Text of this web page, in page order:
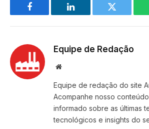
Facebook LinkedIn Twitter
Equipe de Redação
Site
Equipe de redação do site
Acompanhe nosso
informado sobre as últimas
tecnológicos e insights do